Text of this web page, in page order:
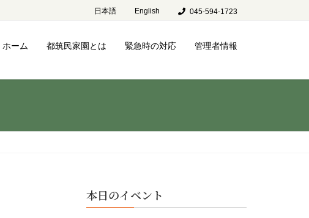
日本語 English 045-594-1723
ホーム 都筑民家園とは 緊急時の対応 管理者情報
本日のイベント